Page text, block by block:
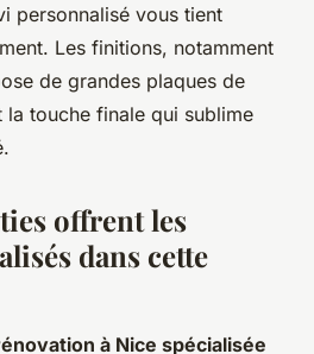
personnalisé vous tient
Les finitions, notamment
de grandes plaques de
touche finale qui sublime
offrent les
dans cette
à Nice spécialisée